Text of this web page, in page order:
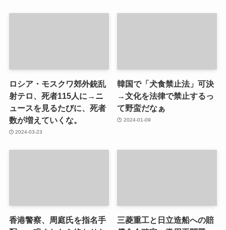
ロシア・モスクワ郊外銃乱
射テロ、死者115人に→ニ
ュースを見るたびに、死者
数が増えていくな。
2024-03-23
韓国で「犬食禁止法」可決
→文化を法律で禁止するっ
て野蛮だなぁ
2024-01-09
香港警察、周庭氏を指名手
三菱重工と日立造船への賠